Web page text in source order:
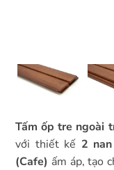
Tấm ốp tre ngoài
với thiết kế 2 nan
(Cafe) ấm áp, tạo